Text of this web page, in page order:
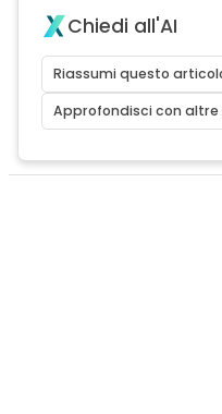
Chiedi all'AI
Riassumi questo
Approfondisci con